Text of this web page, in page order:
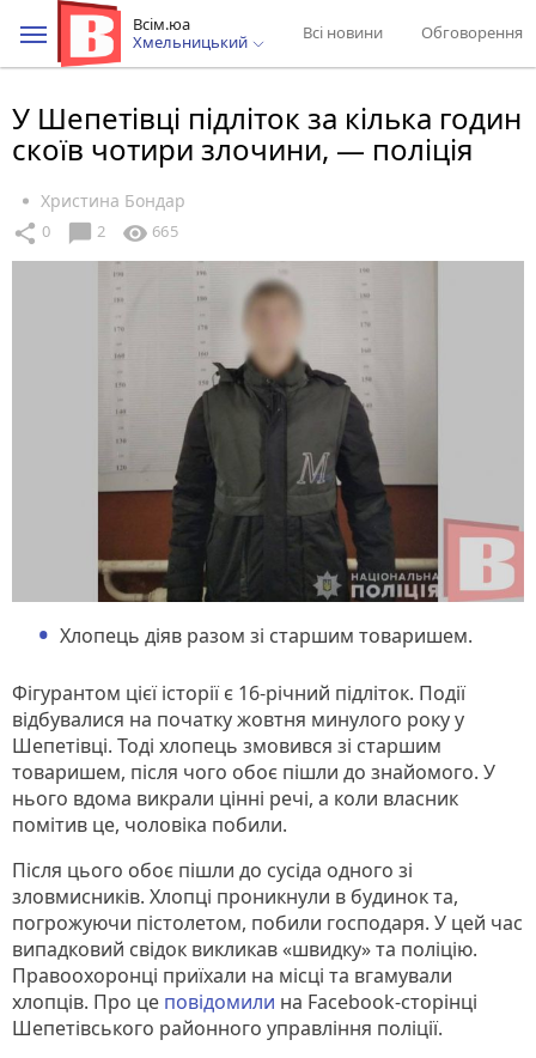
Всім.юа
Хмельницький
Всі новини Обговорення
У Шепетівці підліток за кілька годин
скоїв чотири злочини, — поліція
Христина Бондар
share 0 chat_bubble 2 visibility 665
Хлопець діяв разом зі старшим товаришем.
Фігурантом цієї історії є 16-річний підліток. Події
відбувалися на початку жовтня минулого року у
Шепетівці. Тоді хлопець змовився зі старшим
товаришем, після чого обоє пішли до знайомого. У
нього вдома викрали цінні речі, а коли власник
помітив це, чоловіка побили.
Після цього обоє пішли до сусіда одного зі
зловмисників. Хлопці проникнули в будинок та,
погрожуючи пістолетом, побили господаря. У цей час
випадковий свідок викликав «швидку» та поліцію.
Правоохоронці приїхали на місці та вгамували
хлопців. Про це повідомили на Facebook-сторінці
Шепетівського районного управління поліції.